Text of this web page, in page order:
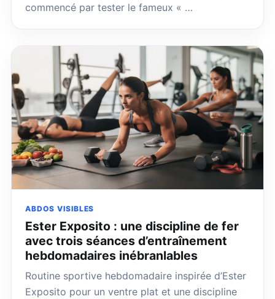
commencé par tester le fameux « …
ABDOS VISIBLES
Ester Exposito : une discipline de fer
avec trois séances d’entraînement
hebdomadaires inébranlables
Routine sportive hebdomadaire inspirée d’Ester
Exposito pour un ventre plat et une discipline